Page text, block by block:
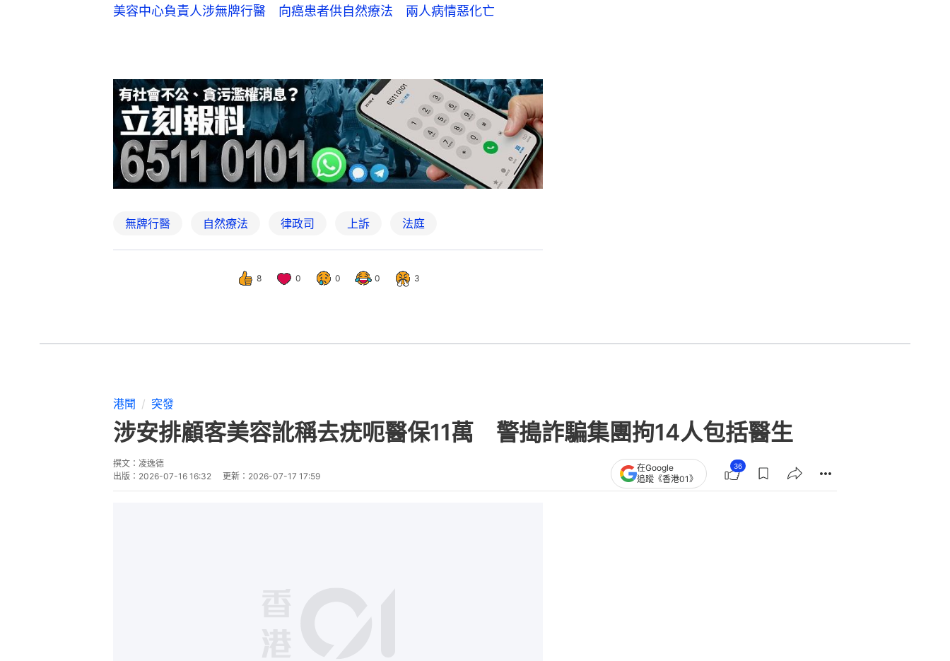
美容中心負責人涉無牌行醫 向癌患者供自然療法 兩人病情惡化亡
無牌行醫 自然療法 律政司 上訴 法庭
8 0 0 0 3
港聞 突發
涉安排顧客美容訛稱去疣呃醫保11萬 警搗詐騙集團拘14人包括醫生
撰文： 凌逸德
出版： 2026-07-16 16:32 更新： 2026-07-17 17:59
在Google
追蹤《香港01》
36